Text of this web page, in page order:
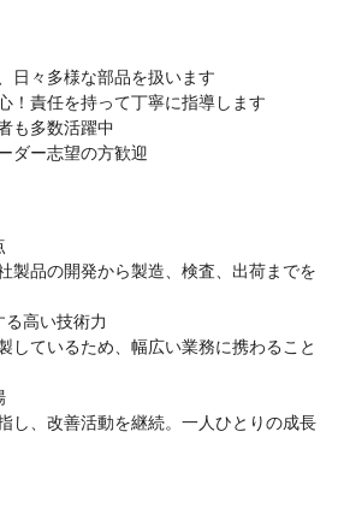
日々多様な部品を扱います
！責任を持って丁寧に指導します
も多数活躍中
ダー志望の方歓迎
製品の開発から製造、検査、出荷までを
高い技術力
しているため、幅広い業務に携わること
し、改善活動を継続。一人ひとりの成長